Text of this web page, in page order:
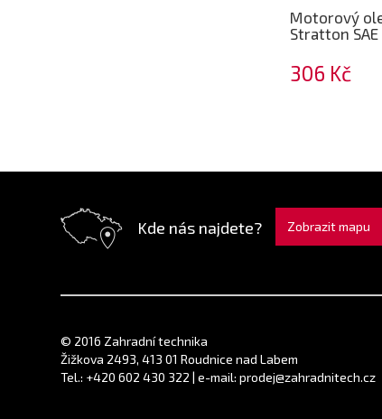
Motorový
Stratton SAE
306 Kč
Kde nás najdete? Zobrazit mapu
© 2016 Zahradní technika
Žižkova 2493, 413 01 Roudnice nad Labem
Tel.: +420 602 430 322 | e-mail: prodej@zahradnitech.cz